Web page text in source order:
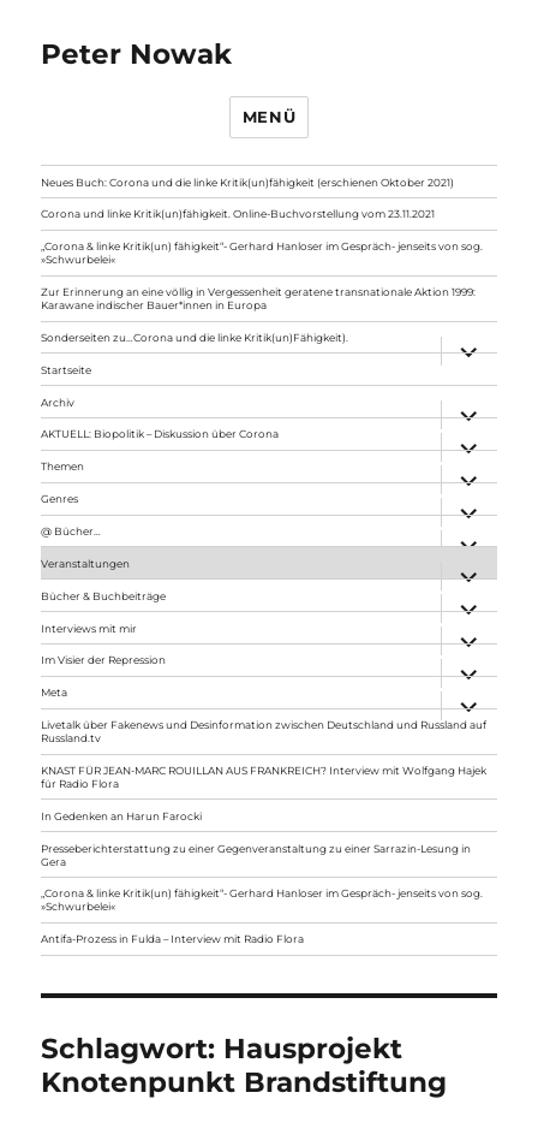
Peter Nowak
MENÜ
Neues Buch: Corona und die linke Kritik(un)fähigkeit (erschienen Oktober 2021)
Corona und linke Kritik(un)fähigkeit. Online-Buchvorstellung vom 23.11.2021
„Corona & linke Kritik(un) fähigkeit“- Gerhard Hanloser im Gespräch- jenseits von sog.
»Schwurbelei«
Zur Erinnerung an eine völlig in Vergessenheit geratene transnationale Aktion 1999:
Karawane indischer Bauer*innen in Europa
Sonderseiten zu…Corona und die linke Kritik(un)Fähigkeit).
anzeigen
Startseite
Archiv
anzeigen
AKTUELL: Biopolitik – Diskussion über Corona
anzeigen
Themen
anzeigen
Genres
anzeigen
@ Bücher…
Veranstaltungen
anzeigen
Bücher & Buchbeiträge
anzeigen
Interviews mit mir
anzeigen
Im Visier der Repression
anzeigen
Meta
anzeigen
Livetalk über Fakenews und Desinformation zwischen Deutschland und Russland auf
Russland.tv
KNAST FÜR JEAN-MARC ROUILLAN AUS FRANKREICH? Interview mit Wolfgang Hajek
für Radio Flora
In Gedenken an Harun Farocki
Presseberichterstattung zu einer Gegenveranstaltung zu einer Sarrazin-Lesung in
Gera
„Corona & linke Kritik(un) fähigkeit“- Gerhard Hanloser im Gespräch- jenseits von sog.
»Schwurbelei«
Antifa-Prozess in Fulda – Interview mit Radio Flora
Schlagwort: Hausprojekt
Knotenpunkt Brandstiftung